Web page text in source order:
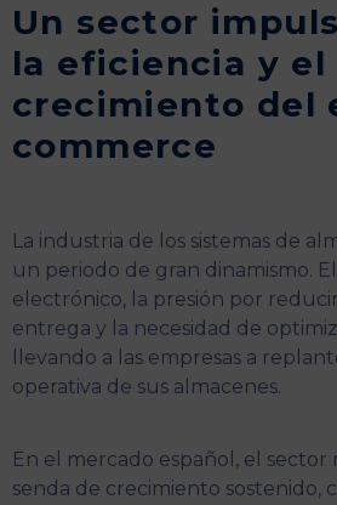
Un sector
la eficiencia y el
crecimiento del
commerce
La industria de los sistemas de
un periodo de gran dinamismo.
electrónico, la presión por
entrega y la necesidad de
llevando a las empresas a
operativa de sus almacenes.
En el mercado español, el
senda de crecimiento sostenido,